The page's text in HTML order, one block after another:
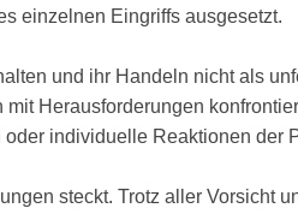
einzelnen Eingriffs ausgesetzt.
und ihr Handeln nicht als
Herausforderungen
individuelle Reaktionen der
steckt. Trotz aller Vorsicht